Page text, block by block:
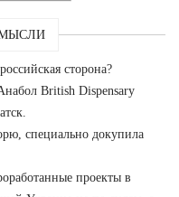
сторона?
British Dispensary
специально докупила
проекты в